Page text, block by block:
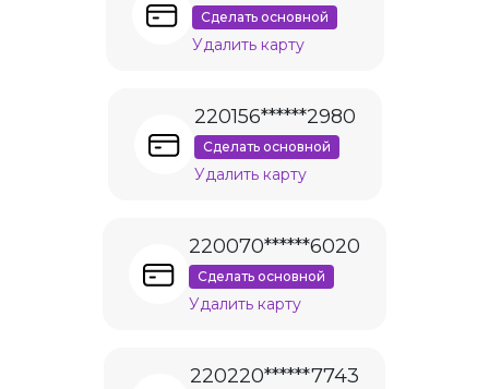
Сделать основной
Удалить карту
220156******2980
Сделать основной
Удалить карту
220070******6020
Сделать основной
Удалить карту
220220******7743